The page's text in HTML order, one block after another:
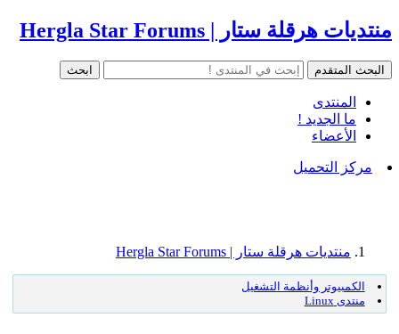
منتديات هرقلة ستار | Hergla Star Forums
المنتدى
ما الجديد !
الأعضاء
مركز التحميل
منتديات هرقلة ستار | Hergla Star Forums
الكمبيوتر وأنظمة التشغيل
منتدى Linux